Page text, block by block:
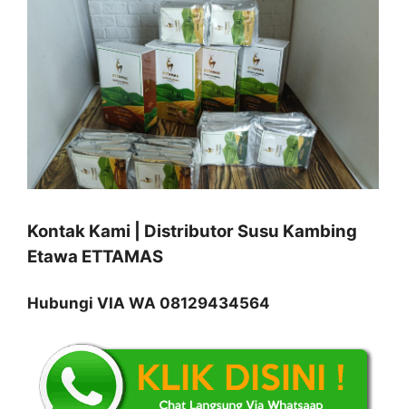
Kontak Kami | Distributor Susu Kambing
Etawa ETTAMAS
Hubungi VIA WA 08129434564